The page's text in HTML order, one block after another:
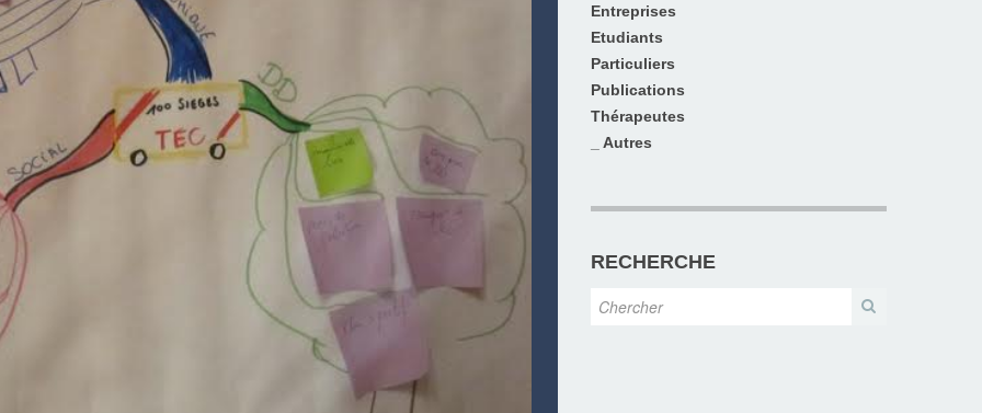
Entreprises
Etudiants
Particuliers
Publications
Thérapeutes
_ Autres
RECHERCHE